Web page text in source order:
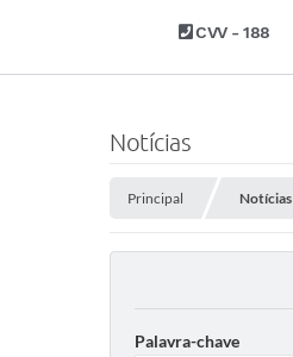
CVV - 188
Notícias
Principal Notícias
Palavra-chave